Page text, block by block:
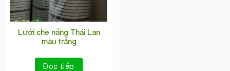
Lưới che nắng Thái Lan
màu trắng
Đọc tiếp